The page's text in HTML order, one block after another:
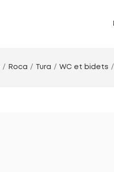
Roca Tura WC et bidets